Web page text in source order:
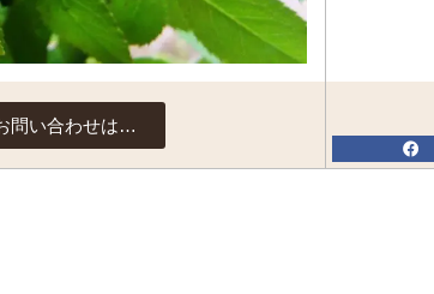
問い合わせは…